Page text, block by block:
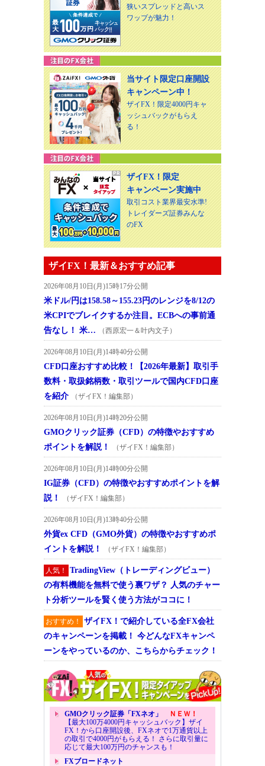
狭いスプレッドと高いス
ワップが魅力！
当サイト限定口座開設
キャンペーン中！
ザイFX！限定4000円キャ
ッシュバックがもらえ
る！
ザイFX！限定
キャンペーン実施中
取引コスト業界最安水準!
トレイダーズ証券みんな
のFX
ザイFX！最新＆おすすめ記事
2026年08月10日(月)15時17分公開
米ドル/円は158.58～155.23円のレンジを8/12の
米CPIでブレイクするか注目。ECBへの事前通
告なし！ 米…
（西原宏一＆叶内文子）
2026年08月10日(月)14時40分公開
CFD口座おすすめ比較！【2026年最新】取引手
数料・取扱銘柄数・取引ツールで国内CFD口座
を紹介
（ザイFX！編集部）
2026年08月10日(月)14時20分公開
GMOクリック証券（CFD）の特徴やおすすめ
ポイントを解説！
（ザイFX！編集部）
2026年08月10日(月)14時00分公開
IG証券（CFD）の特徴やおすすめポイントを解
説！
（ザイFX！編集部）
2026年08月10日(月)13時40分公開
外貨ex CFD（GMO外貨）の特徴やおすすめポ
イントを解説！
（ザイFX！編集部）
人気！
TradingView（トレーディングビュー）
の有料機能を無料で使う裏ワザ？ 人気のチャー
ト分析ツールを賢く使う方法がココに！
おすすめ！
ザイFX！で紹介している全FX会社
のキャンペーンを掲載！ 今どんなFXキャンペ
ーンをやっているのか、こちらからチェック！
GMOクリック証券「FXネオ」
ＮＥＷ！
【最大100万4000円キャッシュバック】ザイ
FX！から口座開設後、FXネオで1万通貨以上
の取引で4000円がもらえる！ さらに取引量に
応じて最大100万円のチャンスも！
FXブロードネット